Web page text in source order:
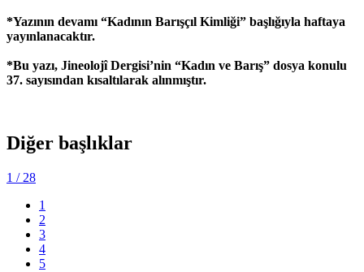
*Yazının devamı “Kadının Barışçıl Kimliği” başlığıyla haftaya
yayınlanacaktır.
*Bu yazı, Jineolojî Dergisi’nin “Kadın ve Barış” dosya konulu
37. sayısından kısaltılarak alınmıştır.
Diğer başlıklar
1 / 28
1
2
3
4
5